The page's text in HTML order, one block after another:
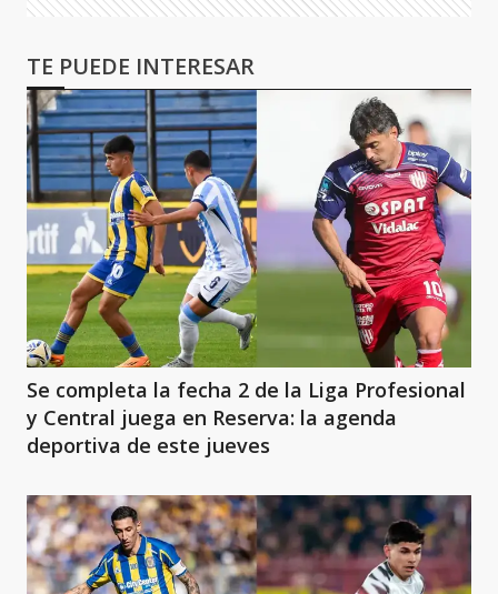
TE PUEDE INTERESAR
Se completa la fecha 2 de la Liga Profesional
y Central juega en Reserva: la agenda
deportiva de este jueves